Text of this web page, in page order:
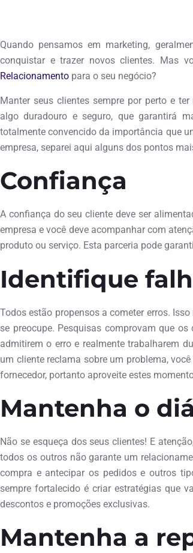
Quando pensamos em marketing,
conquistar e trazer novos clientes. Mas
Relacionamento para o seu negócio?
Manter seus clientes sempre por perto e
algo duradouro e seguro, que garantirá
totalmente convencido da importância que
empresa, separei aqui alguns dos pontos
Confiança
A confiança do seu cliente deve ser
empresa e você deve acompanhar com
produto ou serviço. Esta parceria pode
Identifique
Todos estão propensos a cometer erros.
se preocupe. Pesquisas comprovam que
admitirem o erro e realmente trabalharem
um cliente reclama sobre um problema,
fornecedor, portanto aproveite estes
Mantenha o
Não se esqueça dos seus clientes! E
todos os outros não garante um
compra e antecipar os pedidos e outros
sempre fortalecido é criar estratégias que
descontos e promoções exclusivas.
Mantenha a